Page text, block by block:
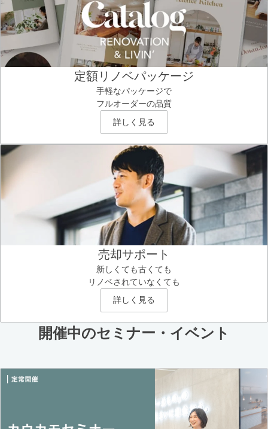
定額リノベパッケージ
手軽なパッケージで
フルオーダーの品質
詳しく見る
売却サポート
新しくても古くても
リノベされていなくても
詳しく見る
開催中のセミナー・イベント